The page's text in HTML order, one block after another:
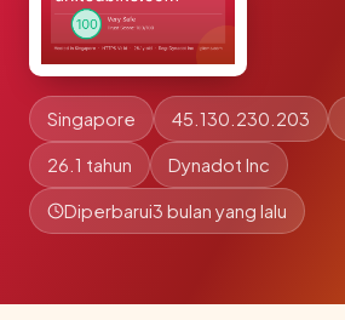
Singapore 45.130.230.203
26.1 tahun Dynadot Inc
Diperbarui3 bulan yang lalu